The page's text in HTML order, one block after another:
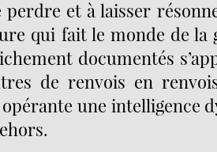
et à laisser
qui fait le monde de la
documentés
de renvois en
une intelligence